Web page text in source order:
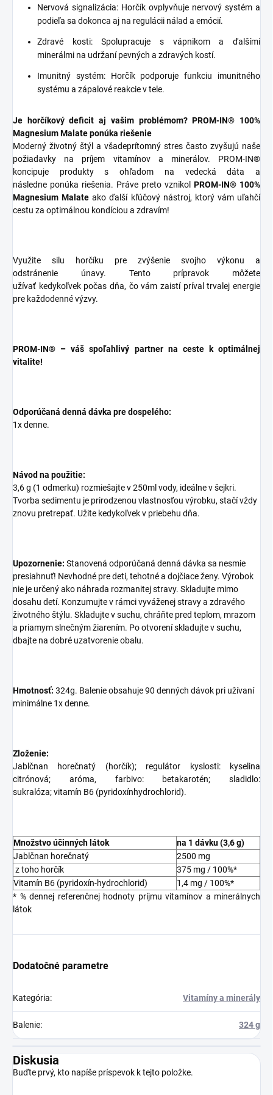
Nervová signalizácia: Horčík ovplyvňuje nervový systém a
podieľa sa dokonca aj na regulácii nálad a emócií.
Zdravé kosti: Spolupracuje s vápnikom a ďalšími
minerálmi na udržaní pevných a zdravých kostí.
Imunitný systém: Horčík podporuje funkciu imunitného
systému a zápalové reakcie v tele.
Je horčíkový deficit aj vašim problémom? PROM-IN® 100%
Magnesium Malate ponúka riešenie
Moderný životný štýl a všadeprítomný stres často zvyšujú naše
požiadavky na príjem vitamínov a minerálov. PROM-IN®
koncipuje produkty s ohľadom na vedecká dáta a
následne ponúka riešenia. Práve preto vznikol PROM-IN® 100%
Magnesium Malate ako ďalší kľúčový nástroj, ktorý vám uľahčí
cestu za optimálnou kondíciou a zdravím!
Využite silu horčíku pre zvýšenie svojho výkonu a
odstránenie únavy. Tento prípravok môžete
užívať kedykoľvek počas dňa, čo vám zaistí príval trvalej energie
pre každodenné výzvy.
PROM-IN® – váš spoľahlivý partner na ceste k optimálnej
vitalite!
Odporúčaná denná dávka pre dospelého:
1x denne.
Návod na použitie:
3,6 g (1 odmerku) rozmiešajte v 250ml vody, ideálne v šejkri.
Tvorba sedimentu je prirodzenou vlastnosťou výrobku, stačí vždy
znovu pretrepať. Užite kedykoľvek v priebehu dňa.
Upozornenie: Stanovená odporúčaná denná dávka sa nesmie
presiahnuť! Nevhodné pre deti, tehotné a dojčiace ženy. Výrobok
nie je určený ako náhrada rozmanitej stravy. Skladujte mimo
dosahu detí. Konzumujte v rámci vyváženej stravy a zdravého
životného štýlu. Skladujte v suchu, chráňte pred teplom, mrazom
a priamym slnečným žiarením. Po otvorení skladujte v suchu,
dbajte na dobré uzatvorenie obalu.
Hmotnosť: 324g. Balenie obsahuje 90 denných dávok pri užívaní
minimálne 1x denne.
Zloženie:
Jablčnan horečnatý (horčík); regulátor kyslosti: kyselina
citrónová; aróma, farbivo: betakarotén; sladidlo:
sukralóza; vitamín B6 (pyridoxínhydrochlorid).
Množstvo účinných látok
na 1 dávku (3,6 g)
Jablčnan horečnatý
2500 mg
z toho horčík
375 mg / 100%*
Vitamín B6 (pyridoxín-hydrochlorid)
1,4 mg / 100%*
* % dennej referenčnej hodnoty príjmu vitamínov a minerálnych
látok
Dodatočné parametre
Kategória: Vitamíny a minerály
Balenie: 324 g
Diskusia
Buďte prvý, kto napíše príspevok k tejto položke.